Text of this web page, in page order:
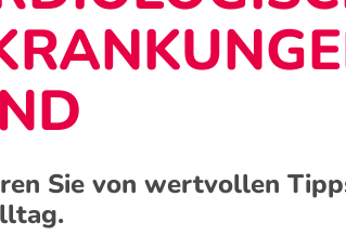
Sie von wertvollen